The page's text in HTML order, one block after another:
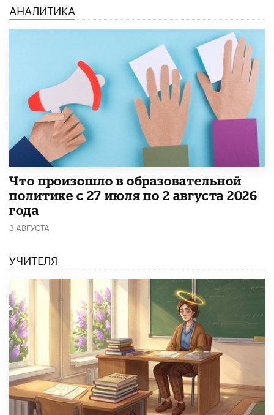
АНАЛИТИКА
​Что произошло в образовательной
политике с 27 июля по 2 августа 2026
года
3 АВГУСТА
УЧИТЕЛЯ